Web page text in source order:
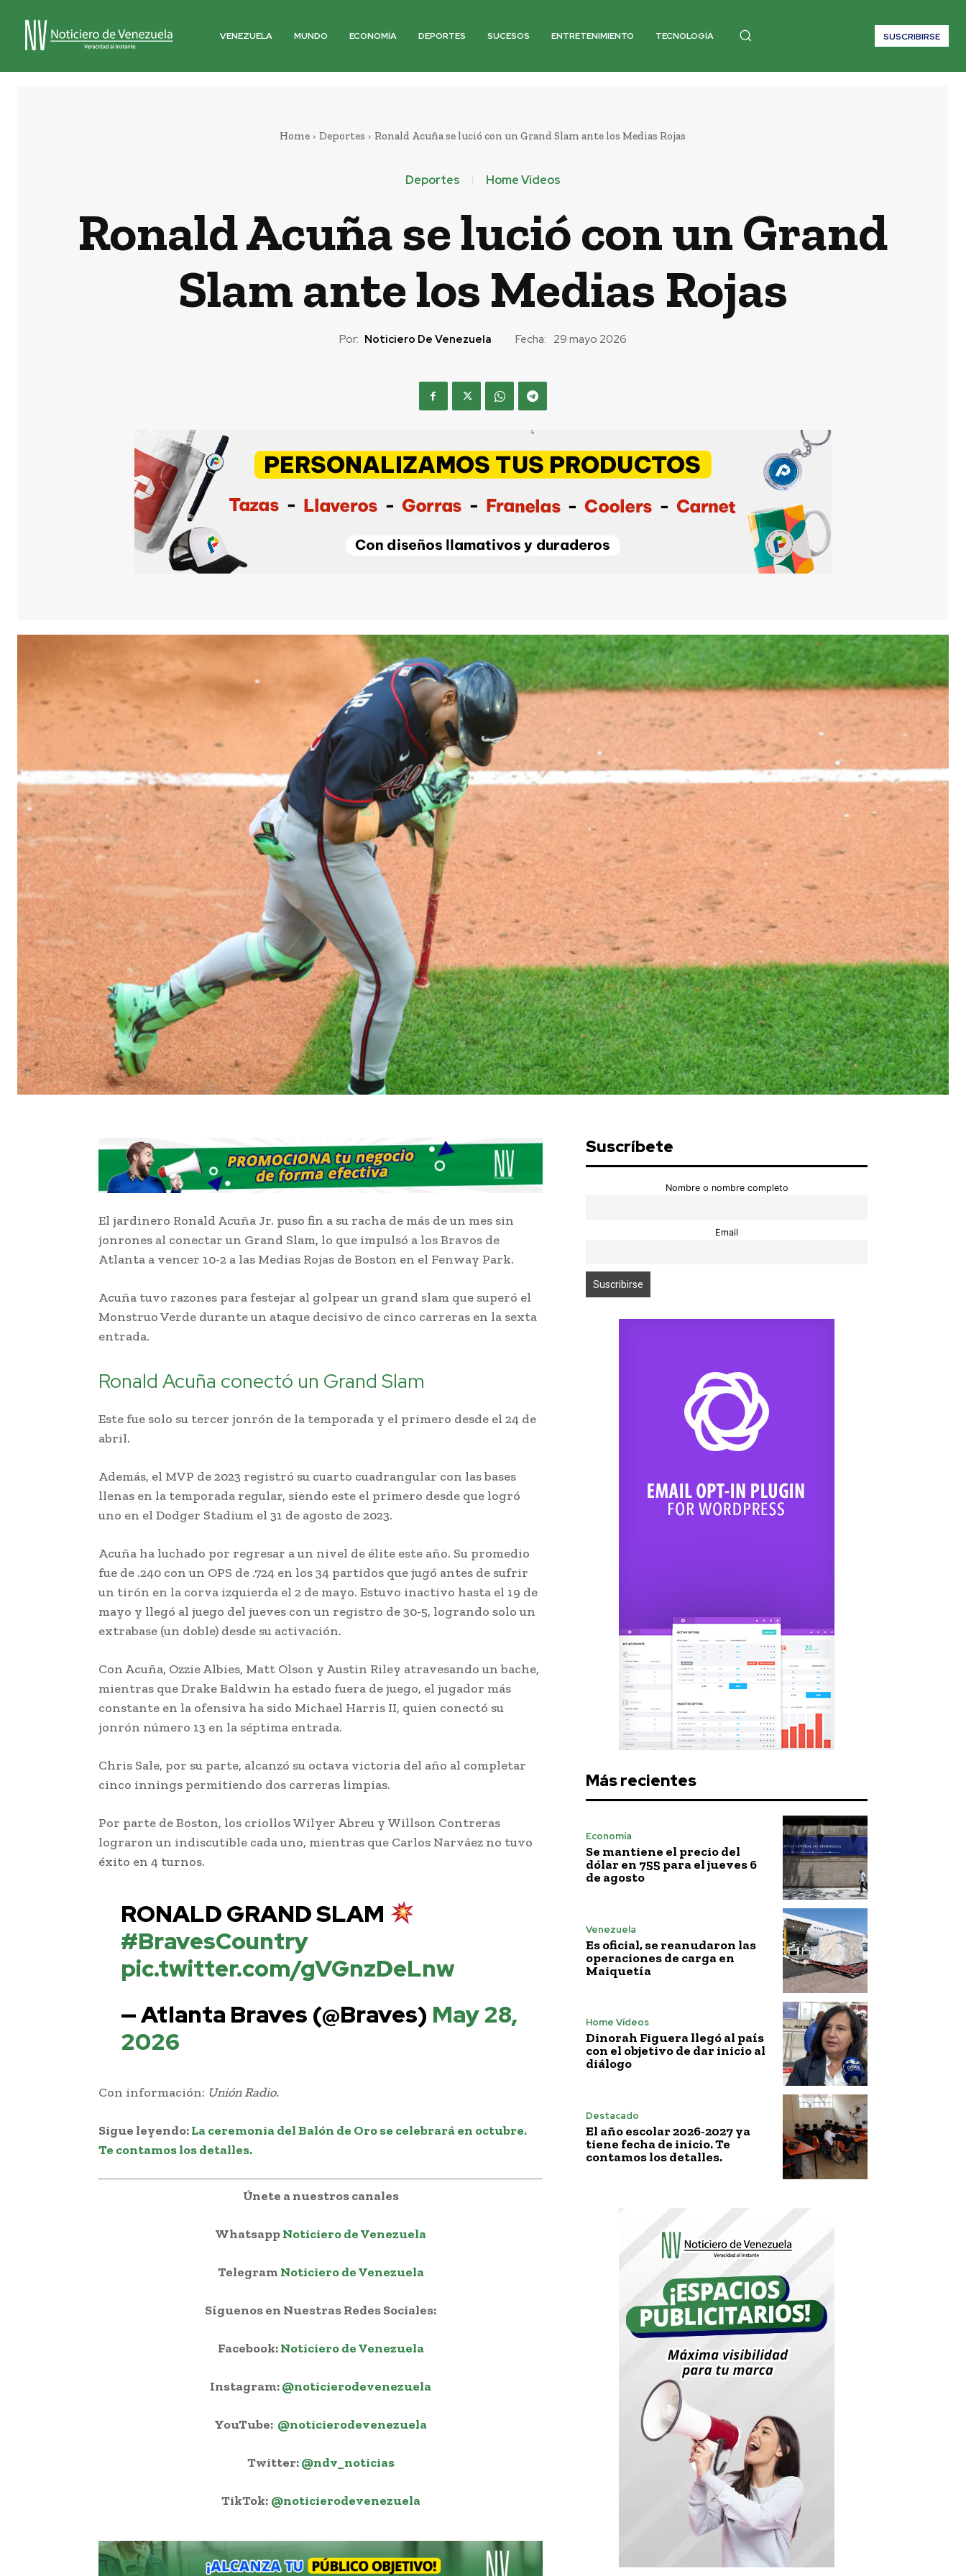
VENEZUELA MUNDO ECONOMÍA DEPORTES SUCESOS ENTRETENIMIENTO TECNOLOGÍA SUSCRIBIRSE
Home Deportes Ronald Acuña se lució con un Grand Slam ante los Medias Rojas
Deportes Home Vídeos
Ronald Acuña se lució con un Grand
Slam ante los Medias Rojas
Por: Noticiero De Venezuela Fecha: 29 mayo 2026
El jardinero Ronald Acuña Jr. puso fin a su racha de más de un mes sin
jonrones al conectar un Grand Slam, lo que impulsó a los Bravos de
Atlanta a vencer 10-2 a las Medias Rojas de Boston en el Fenway Park.
Acuña tuvo razones para festejar al golpear un grand slam que superó el
Monstruo Verde durante un ataque decisivo de cinco carreras en la sexta
entrada.
Ronald Acuña conectó un Grand Slam
Este fue solo su tercer jonrón de la temporada y el primero desde el 24 de
abril.
Además, el MVP de 2023 registró su cuarto cuadrangular con las bases
llenas en la temporada regular, siendo este el primero desde que logró
uno en el Dodger Stadium el 31 de agosto de 2023.
Acuña ha luchado por regresar a un nivel de élite este año. Su promedio
fue de .240 con un OPS de .724 en los 34 partidos que jugó antes de sufrir
un tirón en la corva izquierda el 2 de mayo. Estuvo inactivo hasta el 19 de
mayo y llegó al juego del jueves con un registro de 30-5, logrando solo un
extrabase (un doble) desde su activación.
Con Acuña, Ozzie Albies, Matt Olson y Austin Riley atravesando un bache,
mientras que Drake Baldwin ha estado fuera de juego, el jugador más
constante en la ofensiva ha sido Michael Harris II, quien conectó su
jonrón número 13 en la séptima entrada.
Chris Sale, por su parte, alcanzó su octava victoria del año al completar
cinco innings permitiendo dos carreras limpias.
Por parte de Boston, los criollos Wilyer Abreu y Willson Contreras
lograron un indiscutible cada uno, mientras que Carlos Narváez no tuvo
éxito en 4 turnos.
RONALD GRAND SLAM
#BravesCountry
pic.twitter.com/gVGnzDeLnw
— Atlanta Braves (@Braves) May 28,
2026
Con información: Unión Radio.
Sigue leyendo:La ceremonia del Balón de Oro se celebrará en octubre.
Te contamos los detalles.
Únete a nuestros canales
WhatsappNoticiero de Venezuela
Telegram Noticiero de Venezuela
Síguenos en Nuestras Redes Sociales:
Facebook:Noticiero de Venezuela
Instagram:@noticierodevenezuela
YouTube: @noticierodevenezuela
Twitter:@ndv_noticias
TikTok: @noticierodevenezuela
Suscríbete
Nombre o nombre completo
Email
Más recientes
Economía
Se mantiene el precio del
dólar en 755 para el jueves 6
de agosto
Venezuela
Es oficial, se reanudaron las
operaciones de carga en
Maiquetía
Home Vídeos
Dinorah Figuera llegó al país
con el objetivo de dar inicio al
diálogo
Destacado
El año escolar 2026-2027 ya
tiene fecha de inicio. Te
contamos los detalles.